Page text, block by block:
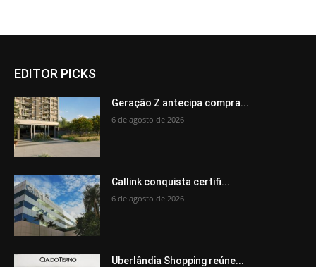
EDITOR PICKS
Geração Z antecipa compra...
6 de agosto de 2026
Callink conquista certifi...
6 de agosto de 2026
Uberlândia Shopping reúne...